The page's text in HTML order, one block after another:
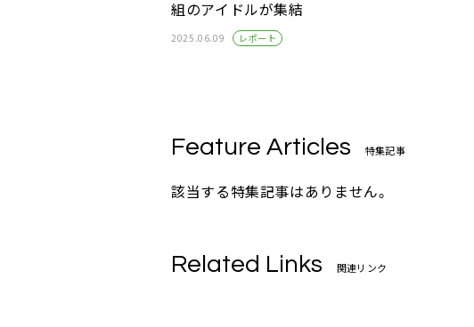
組のアイドルが集結
2025.06.09 レポート
Feature Articles 特集記事
該当する特集記事はありません。
Related Links 関連リンク